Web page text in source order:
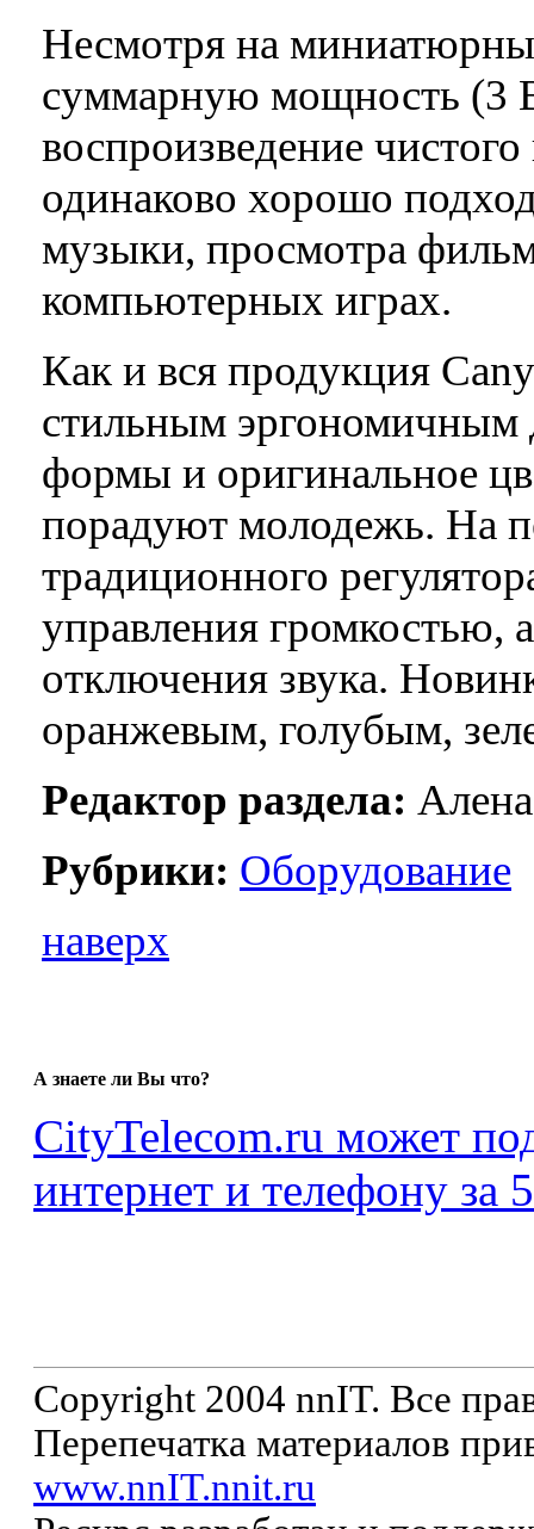
Несмотря на
суммарную мощность (3
воспроизведение
одинаково хорошо
музыки, просмотра
компьютерных играх.
Как и вся продукция
стильным эргономичным
формы и оригинальное
порадуют молодежь. На
традиционного
управления громкостью,
отключения звука.
оранжевым, голубым,
Редактор раздела:
Рубрики: Оборудование
наверх
А знаете ли Вы что?
CityTelecom.ru может
интернет и телефону за
Copyright 2004 nnIT. Все
Перепечатка материалов
www.nnIT.nnit.ru